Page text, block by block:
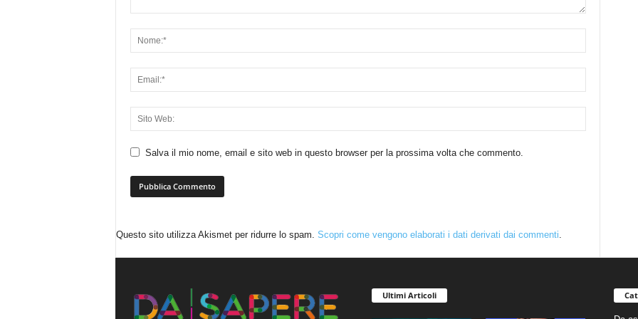
Salva il mio nome, email e sito web in questo browser per la prossima volta che commento.
Questo sito utilizza Akismet per ridurre lo spam. Scopri come vengono elaborati i dati derivati dai commenti.
Ultimi Articoli